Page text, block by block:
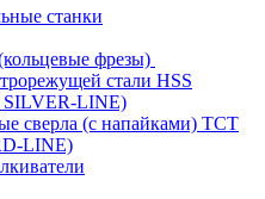
станки
фрезы)
стали HSS
LINE)
сверла (с напайками) ТСТ
LINE)